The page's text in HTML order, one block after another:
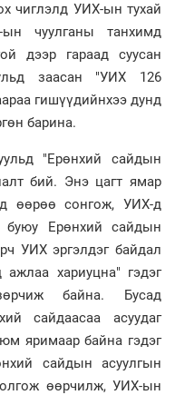
чиглэлд УИХ-ын тухай
чуулганы танхимд
дээр гараад суусан
заасан "УИХ 126
гишүүдийнхээ дунд
барина.
"Ерөнхий сайдын
бий. Энэ цагт ямар
өөрөө сонгож, УИХ-д
буюу Ерөнхий сайдын
УИХ эргэлдэг байдал
хариуцна" гэдэг
байна. Бусад
сайдаасаа асуудаг
яримаар байна гэдэг
сайдын асуулгын
өөрчилж, УИХ-ын